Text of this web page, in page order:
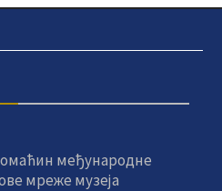
међународне
мреже музеја